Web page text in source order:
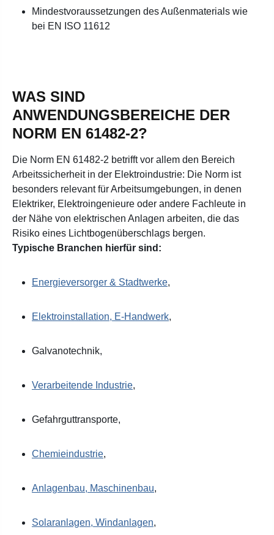
Mindestvoraussetzungen des Außenmaterials wie
bei EN ISO 11612
WAS SIND
ANWENDUNGSBEREICHE DER
NORM EN 61482-2?
Die Norm EN 61482-2 betrifft vor allem den Bereich
Arbeitssicherheit in der Elektroindustrie: Die Norm ist
besonders relevant für Arbeitsumgebungen, in denen
Elektriker, Elektroingenieure oder andere Fachleute in
der Nähe von elektrischen Anlagen arbeiten, die das
Risiko eines Lichtbogenüberschlags bergen.
Typische Branchen hierfür sind:
Energieversorger & Stadtwerke,
Elektroinstallation, E-Handwerk,
Galvanotechnik,
Verarbeitende Industrie,
Gefahrguttransporte,
Chemieindustrie,
Anlagenbau, Maschinenbau,
Solaranlagen, Windanlagen,